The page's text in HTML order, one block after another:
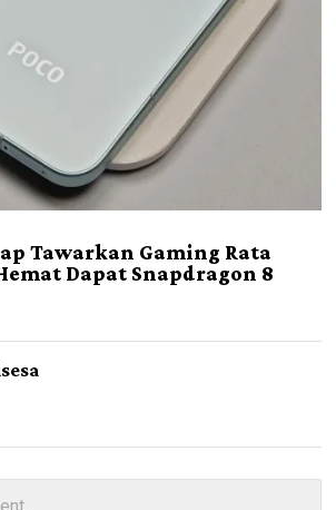
Tawarkan Gaming Rata
Dapat Snapdragon 8